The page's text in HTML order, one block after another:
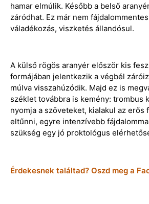
hamar elmúlik. Később a belső
záródhat. Ez már nem
váladékozás, viszketés állandósul.
A külső rögös aranyér először kis
formájában jelentkezik a végbél
múlva visszahúzódik. Majd ez is
széklet továbbra is kemény: trombus
nyomja a szöveteket, kialakul az erős
eltűnni, egyre intenzívebb
szükség egy jó proktológus
Érdekesnek találtad? Oszd meg a